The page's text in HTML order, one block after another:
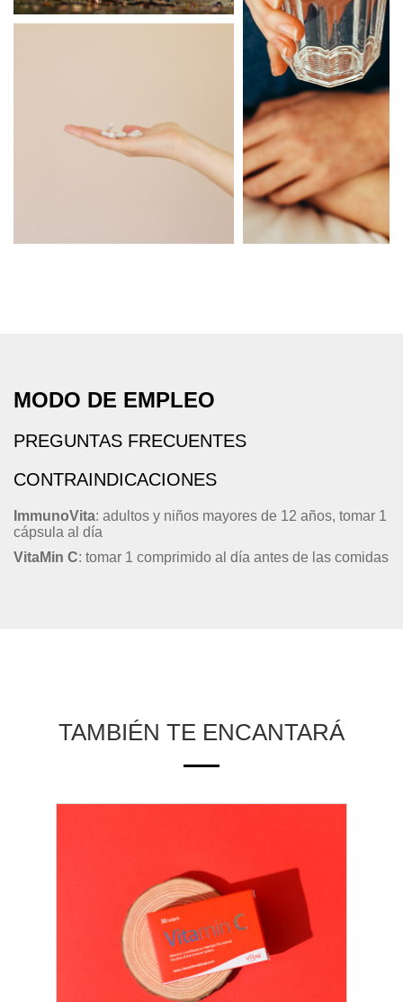
MODO DE EMPLEO
PREGUNTAS FRECUENTES
CONTRAINDICACIONES
ImmunoVita: adultos y niños mayores de 12 años, tomar 1
cápsula al día
VitaMin C: tomar 1 comprimido al día antes de las comidas
TAMBIÉN TE ENCANTARÁ